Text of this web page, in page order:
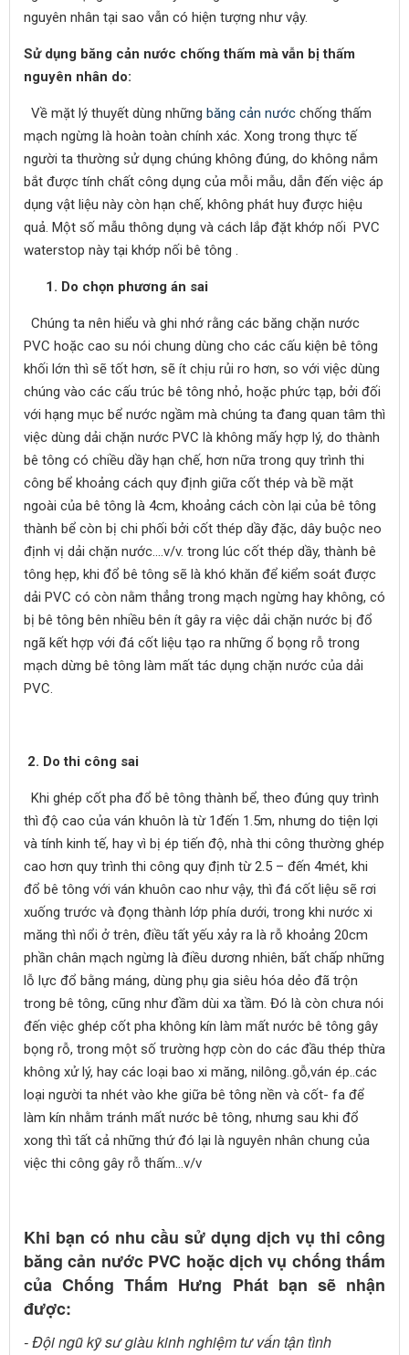
nguyên nhân tại sao vẫn có hiện tượng như vậy.
Sử dụng băng cản nước chống thấm mà vẫn bị thấm
nguyên nhân do:
Về mặt lý thuyết dùng những băng cản nước chống thấm
mạch ngừng là hoàn toàn chính xác. Xong trong thực tế
người ta thường sử dụng chúng không đúng, do không nắm
bắt được tính chất công dụng của mỗi mẫu, dẫn đến việc áp
dụng vật liệu này còn hạn chế, không phát huy được hiệu
quả. Một số mẫu thông dụng và cách lắp đặt khớp nối PVC
waterstop này tại khớp nối bê tông .
1. Do chọn phương án sai
Chúng ta nên hiểu và ghi nhớ rằng các băng chặn nước
PVC hoặc cao su nói chung dùng cho các cấu kiện bê tông
khối lớn thì sẽ tốt hơn, sẽ ít chịu rủi ro hơn, so với việc dùng
chúng vào các cấu trúc bê tông nhỏ, hoặc phức tạp, bởi đối
với hạng mục bể nước ngầm mà chúng ta đang quan tâm thì
việc dùng dải chặn nước PVC là không mấy hợp lý, do thành
bê tông có chiều dầy hạn chế, hơn nữa trong quy trình thi
công bể khoảng cách quy định giữa cốt thép và bề mặt
ngoài của bê tông là 4cm, khoảng cách còn lại của bê tông
thành bể còn bị chi phối bởi cốt thép dầy đặc, dây buộc neo
định vị dải chặn nước….v/v. trong lúc cốt thép dầy, thành bê
tông hẹp, khi đổ bê tông sẽ là khó khăn để kiểm soát được
dải PVC có còn nằm thẳng trong mạch ngừng hay không, có
bị bê tông bên nhiều bên ít gây ra việc dải chặn nước bị đổ
ngã kết hợp với đá cốt liệu tạo ra những ổ bọng rỗ trong
mạch dừng bê tông làm mất tác dụng chặn nước của dải
PVC.
2. Do thi công sai
Khi ghép cốt pha đổ bê tông thành bể, theo đúng quy trình
thì độ cao của ván khuôn là từ 1đến 1.5m, nhưng do tiện lợi
và tính kinh tế, hay vì bị ép tiến độ, nhà thi công thường ghép
cao hơn quy trình thi công quy định từ 2.5 – đến 4mét, khi
đổ bê tông với ván khuôn cao như vậy, thì đá cốt liệu sẽ rơi
xuống trước và đọng thành lớp phía dưới, trong khi nước xi
măng thì nổi ở trên, điều tất yếu xảy ra là rỗ khoảng 20cm
phần chân mạch ngừng là điều dương nhiên, bất chấp những
lỗ lực đổ bằng máng, dùng phụ gia siêu hóa dẻo đã trộn
trong bê tông, cũng như đầm dùi xa tầm. Đó là còn chưa nói
đến việc ghép cốt pha không kín làm mất nước bê tông gây
bọng rỗ, trong một số trường hợp còn do các đầu thép thừa
không xử lý, hay các loại bao xi măng, nilông..gỗ,ván ép..các
loại người ta nhét vào khe giữa bê tông nền và cốt- fa để
làm kín nhằm tránh mất nước bê tông, nhưng sau khi đổ
xong thì tất cả những thứ đó lại là nguyên nhân chung của
việc thi công gây rỗ thấm…v/v
Khi bạn có nhu cầu sử dụng dịch vụ thi công
băng cản nước PVC hoặc dịch vụ chống thấm
của Chống Thấm Hưng Phát bạn sẽ nhận
được:
- Đội ngũ kỹ sư giàu kinh nghiệm tư vấn tận tình